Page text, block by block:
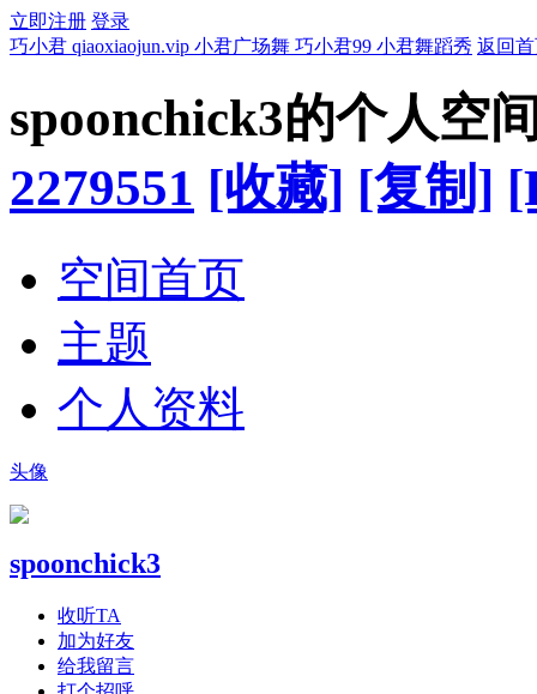
立即注册 登录
巧小君 qiaoxiaojun.vip 小君广场舞 巧小君99 小君舞蹈秀 返回
spoonchick3的个人空
2279551 [收藏] [复制]
空间首页
主题
个人资料
头像
spoonchick3
收听TA
加为好友
给我留言